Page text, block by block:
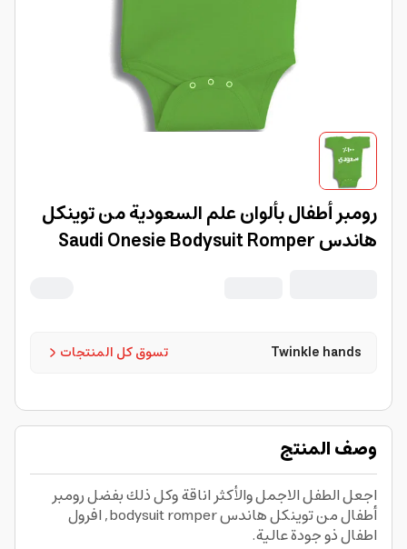
رومبر أطفال بألوان علم السعودية من توينكل
هاندس Saudi Onesie Bodysuit Romper
تسوق كل المنتجات Twinkle hands
وصف المنتج
اجعل الطفل الاجمل والأكثر اناقة وكل ذلك بفضل رومبر
أطفال من توينكل هاندس bodysuit romper, افرول
اطفال ذو جودة عالية.